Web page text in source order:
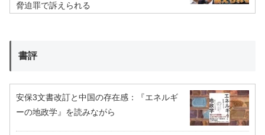
脅迫罪で訴えられる
書評
安保3文書改訂と中国の存在感：『エネルギ
ーの地政学』を読みながら